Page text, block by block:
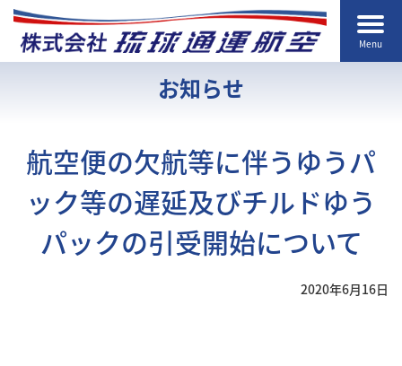
Menu
お知らせ
航空便の欠航等に伴うゆうパ
ック等の遅延及びチルドゆう
パックの引受開始について
2020年6月16日